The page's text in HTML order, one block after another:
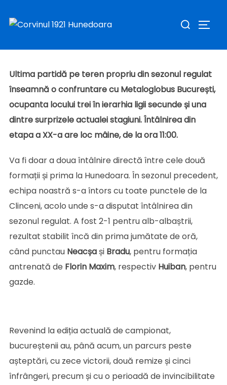
după:
Hunedoara
Ultima partidă pe teren propriu din sezonul regulat
înseamnă o confruntare cu Metaloglobus București,
ocupanta locului trei în ierarhia ligii secunde și una
dintre surprizele actualei stagiuni. Întâlnirea din
etapa a XX-a are loc mâine, de la ora 11:00.
Va fi doar a doua întâlnire directă între cele două
formații și prima la Hunedoara. În sezonul precedent,
echipa noastră s-a întors cu toate punctele de la
Clinceni, acolo unde s-a disputat întâlnirea din
sezonul regulat. A fost 2-1 pentru alb-albaștrii,
rezultat stabilit încă din prima jumătate de oră,
când punctau Neacșași Bradu, pentru formația
antrenată de Florin Maxim, respectiv Huiban, pentru
gazde.
Revenind la ediția actuală de campionat,
bucureștenii au, până acum, un parcurs peste
așteptări, cu zece victorii, două remize și cinci
înfrângeri, precum și cu o perioadă de invincibilitate